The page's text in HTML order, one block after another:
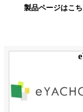
製品ページはこ